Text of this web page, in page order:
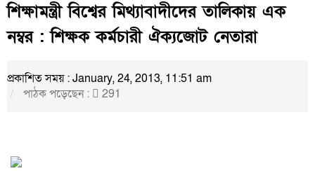
শিক্ষামন্ত্রী বিশ্বের মিথ্যাবাদীদের তালিকায় এক
নম্বর : শিক্ষক কর্মচারী ঐক্যজোট নেতারা
প্রকাশিত সময় : January, 24, 2013, 11:51 am
পাঠক পড়েছেন :
291